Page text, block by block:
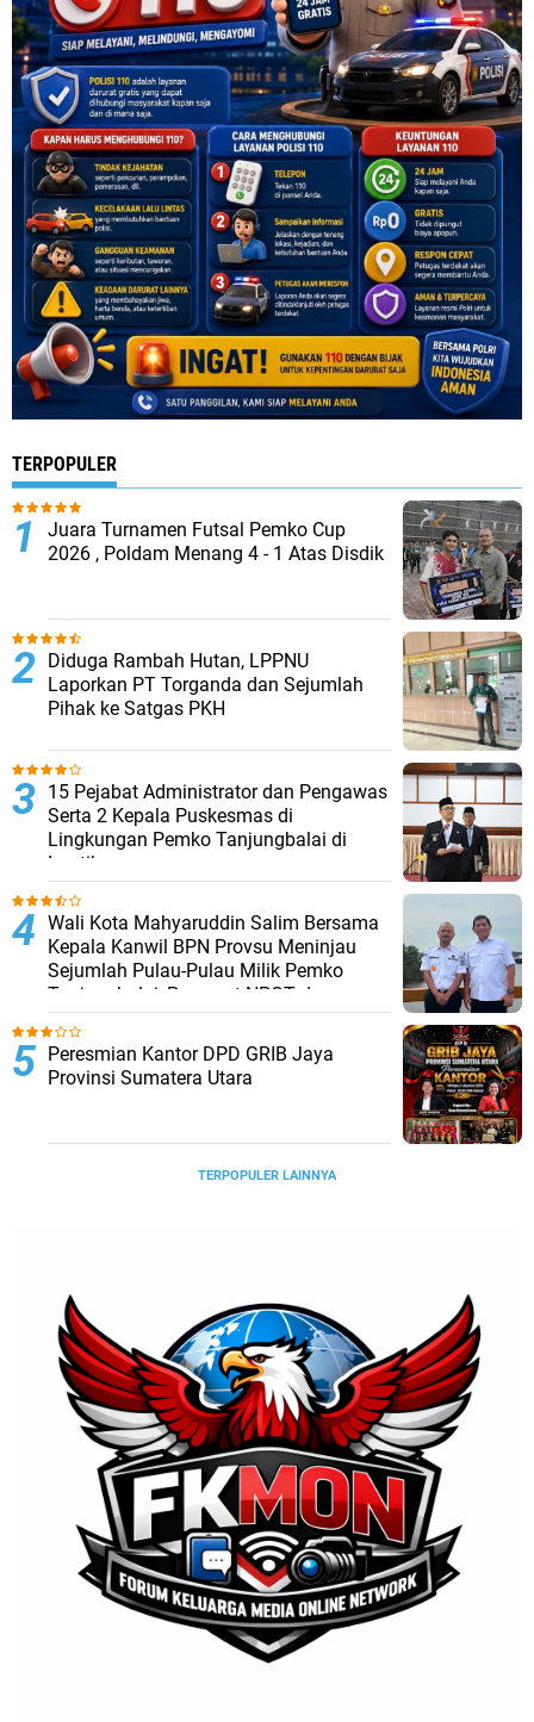
TERPOPULER
Juara Turnamen Futsal Pemko Cup
2026 , Poldam Menang 4 - 1 Atas Disdik
Diduga Rambah Hutan, LPPNU
Laporkan PT Torganda dan Sejumlah
Pihak ke Satgas PKH
15 Pejabat Administrator dan Pengawas
Serta 2 Kepala Puskesmas di
Lingkungan Pemko Tanjungbalai di
Lantik
Wali Kota Mahyaruddin Salim Bersama
Kepala Kanwil BPN Provsu Meninjau
Sejumlah Pulau-Pulau Milik Pemko
Tanjungbalai, Percepat NPGT dan
Sertifikasi Aset
Peresmian Kantor DPD GRIB Jaya
Provinsi Sumatera Utara
TERPOPULER LAINNYA